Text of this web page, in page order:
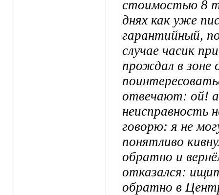
стоимостью 8
днях как уже
гарантийный,
случае часик
прождал в зоне
отвечают: ой! а
неисправность
говорю: я не
понятливо
обратно и
отказался:
обратно в